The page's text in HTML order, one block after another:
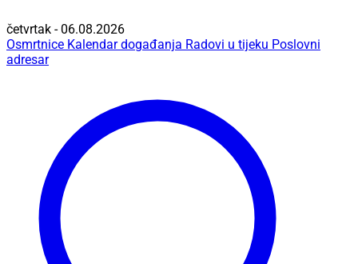
četvrtak - 06.08.2026
Osmrtnice Kalendar događanja Radovi u tijeku Poslovni
adresar